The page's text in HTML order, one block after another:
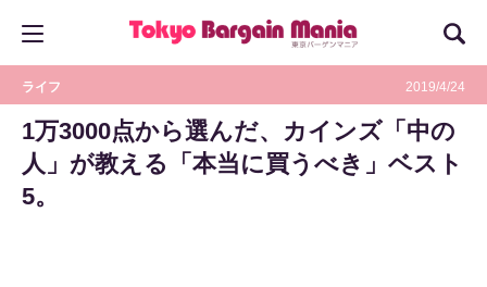
ライフ 2019/4/24
1万3000点から選んだ、カインズ「中の
人」が教える「本当に買うべき」ベスト
5。